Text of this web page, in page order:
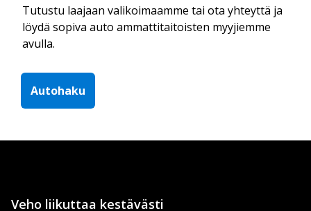
Tutustu laajaan valikoimaamme tai ota yhteyttä ja
löydä sopiva auto ammattitaitoisten myyjiemme
avulla.
Autohaku
Veho liikuttaa kestävästi